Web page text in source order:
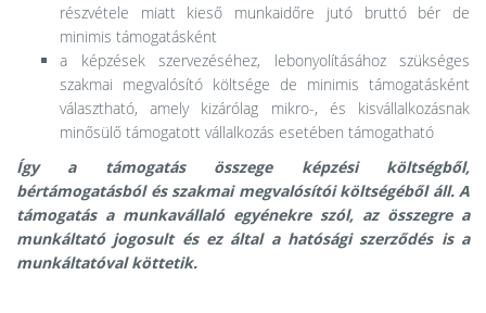
részvétele miatt kieső munkaidőre jutó bruttó bér de
minimis támogatásként
a képzések szervezéséhez, lebonyolításához szükséges
szakmai megvalósító költsége de minimis támogatásként
választható, amely kizárólag mikro-, és kisvállalkozásnak
minősülő támogatott vállalkozás esetében támogatható
Így a támogatás összege képzési költségből,
bértámogatásból és szakmai megvalósítói költségéből áll. A
támogatás a munkavállaló egyénekre szól, az összegre a
munkáltató jogosult és ez által a hatósági szerződés is a
munkáltatóval köttetik.